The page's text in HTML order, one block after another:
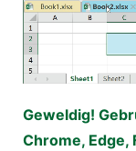
Geweldig!
Chrome, Edge,